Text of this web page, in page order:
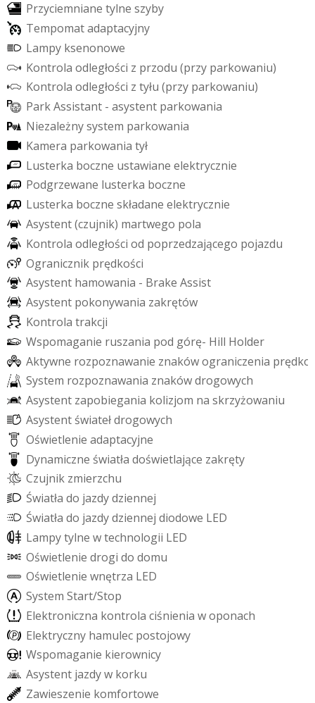
Przyciemniane tylne szyby
Tempomatadaptacyjny
Lampy ksenonowe
Kontrola odległości z przodu (przy parkowaniu)
Kontrola odległości z tyłu (przy parkowaniu)
ParkAssistant - asystent parkowania
Niezależnysystem parkowania
Kamera parkowania tył
Lusterka boczne ustawiane elektrycznie
Podgrzewane lusterka boczne
Lusterka boczne składane elektrycznie
Asystent(czujnik) martwego pola
Kontrola odległości od poprzedzającego pojazdu
Ogranicznik prędkości
Asystent hamowania - Brake Assist
Asystent pokonywania zakrętów
Kontrola trakcji
Wspomaganie ruszania pod górę- Hill Holder
Aktywne rozpoznawanie znakówograniczenia prędko
System rozpoznawania znakówdrogowych
Asystent zapobiegania kolizjom na skrzyżowaniu
Asystent światełdrogowych
Oświetlenie adaptacyjne
Dynamiczne światła doświetlające zakręty
Czujnik zmierzchu
Światła do jazdydziennej
Światła do jazdydziennej diodowe LED
Lampytylne wtechnologii LED
Oświetlenie drogi do domu
Oświetlenie wnętrza LED
System Start/Stop
Elektroniczna kontrola ciśnienia woponach
Elektryczny hamulec postojowy
Wspomaganie kierownicy
Asystent jazdyw korku
Zawieszenie komfortowe